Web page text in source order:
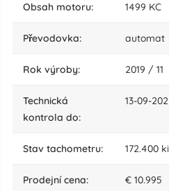
obsah motoru: 1499 KC
převodovka: automat
rok výroby: 2019 / 11
technická
kontrola do:
13-09-
stav tachometru: 172.400
Prodejní cena: € 10.995